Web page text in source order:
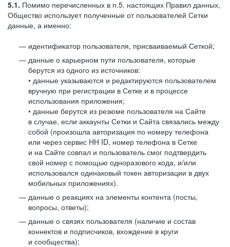
5.1. Помимо перечисленных в п.5. настоящих Правил данных,
Общество использует полученные от пользователей Сетки
данные, а именно:
идентификатор пользователя, присваиваемый Сеткой;
данные о карьерном пути пользователя, которые
берутся из одного из источников:
• данные указываются и редактируются пользователем
вручную при регистрации в Сетке и в процессе
использования приложения;
• данные берутся из резюме пользователя на Сайте
в случае, если аккаунты Сетки и Сайта связались между
собой (произошла авторизация по номеру телефона
или через сервис HH ID, номер телефона в Сетке
и на Сайте совпал и пользователь смог подтвердить
свой номер с помощью одноразового кода, и/или
использовался одинаковый токен авторизации в двух
мобильных приложениях).
данные о реакциях на элементы контента (посты,
вопросы, ответы);
данные о связях пользователя (наличие и состав
коннектов и подписчиков, вхождение в круги
и сообщества);